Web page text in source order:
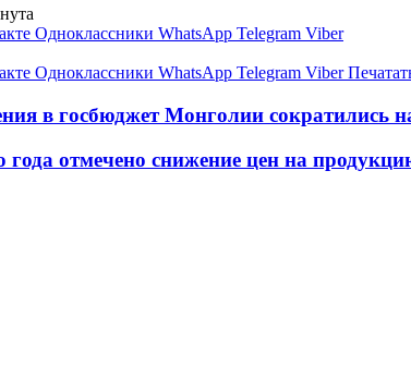
Одноклассники WhatsApp Telegram Viber
Одноклассники WhatsApp Telegram Viber
в госбюджет Монголии сократились
года отмечено снижение цен на